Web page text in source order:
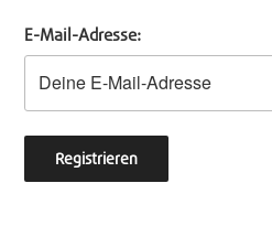
E-Mail-Adresse: